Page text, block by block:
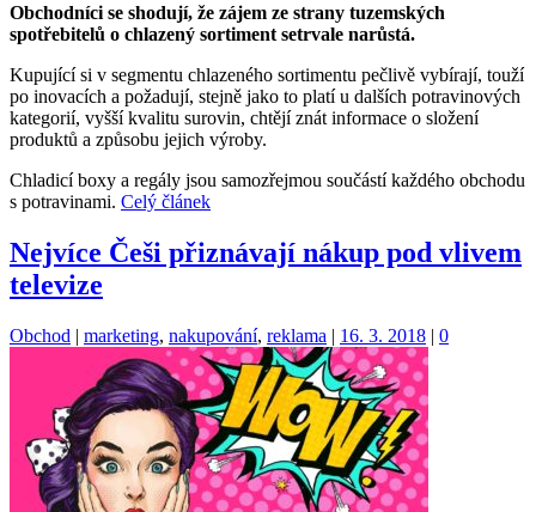
Obchodníci se shodují, že zájem ze strany tuzemských
spotřebitelů o chlazený sortiment setrvale narůstá.
Kupující si v segmentu chlazeného sortimentu pečlivě vybírají, touží
po inovacích a požadují, stejně jako to platí u dalších potravinových
kategorií, vyšší kvalitu surovin, chtějí znát informace o složení
produktů a způsobu jejich výroby.
Chladicí boxy a regály jsou samozřejmou součástí každého obchodu
s potravinami. Celý článek
Nejvíce Češi přiznávají nákup pod vlivem
televize
Kategorie:
Obchod | Štítky:
marketing, nakupování, reklama | 16. 3. 2018 | 0